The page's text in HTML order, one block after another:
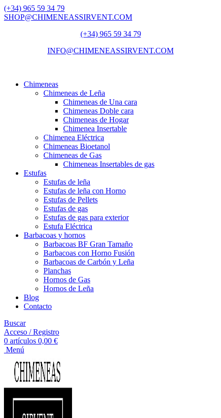
(+34) 965 59 34 79
SHOP@CHIMENEASSIRVENT.COM
(+34) 965 59 34 79
INFO@CHIMENEASSIRVENT.COM
Chimeneas
Chimeneas de Leña
Chimeneas de Una cara
Chimeneas Doble cara
Chimeneas de Hogar
Chimenea Insertable
Chimenea Eléctrica
Chimeneas Bioetanol
Chimeneas de Gas
Chimeneas Insertables de gas
Estufas
Estufas de leña
Estufas de leña con Horno
Estufas de Pellets
Estufas de gas
Estufas de gas para exterior
Estufa Eléctrica
Barbacoas y hornos
Barbacoas BF Gran Tamaño
Barbacoas con Horno Fusión
Barbacoas de Carbón y Leña
Planchas
Hornos de Gas
Hornos de Leña
Blog
Contacto
Buscar
Acceso / Registro
0 artículos 0,00 €
Menú